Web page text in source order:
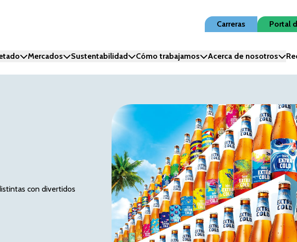
Carreras
Portal
Mercados Sustentabilidad Cómo trabajamos Acerca de nosotros
con divertidos